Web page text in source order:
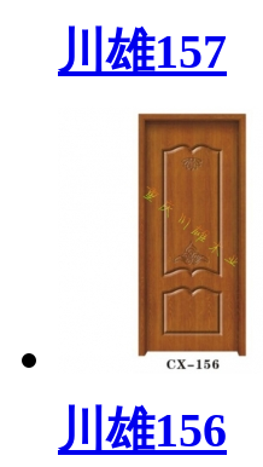
川雄157
川雄156